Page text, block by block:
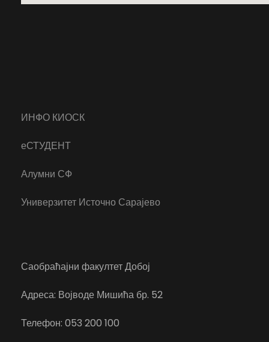
ИНФО КИОСК
еСТУДЕНТ
Алумни СФ
Универзитет Источно Сарајево
Саобраћајни факултет Добој
Адреса: Војводе Мишића бр. 52
Телефон: 053 200 100